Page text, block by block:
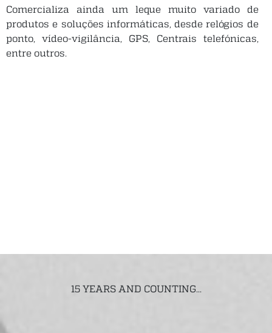
Comercializa ainda um leque muito variado de
produtos e soluções informáticas, desde relógios de
ponto, vídeo-vigilância, GPS, Centrais telefónicas,
entre outros.
15 YEARS AND COUNTING...